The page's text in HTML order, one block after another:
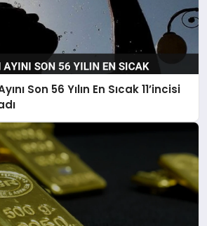
Son 56 Yılın En Sıcak 11’incisi